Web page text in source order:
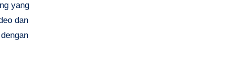
yang
dan